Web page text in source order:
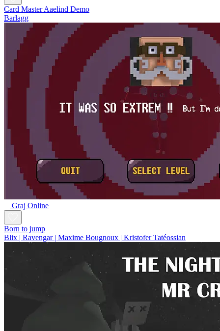
Card Master Aaelind Demo
Barlagg
Graj Online
Born to jump
Blix | Ravengar | Maxime Bougnoux | Kristofer Tatéossian